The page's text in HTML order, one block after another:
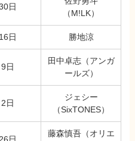
日
（M!LK）
日 勝地涼
日
田中卓志（アンガ
ールズ）
日
ジェシー
（SixTONES）
日
藤森慎吾（オリエ